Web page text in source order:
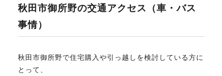
不動産売買Q&A
秋田市御所野の交通アクセス（車・バス
事情）
秋田市御所野で住宅購入や引っ越しを検討している方に
とって、